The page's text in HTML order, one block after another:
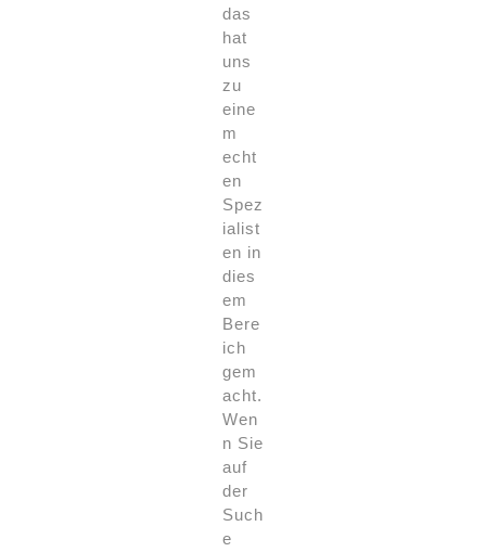
das
hat
uns
zu
eine
m
echt
en
Spez
ialist
en in
dies
em
Bere
ich
gem
acht.
Wen
n Sie
auf
der
Such
e